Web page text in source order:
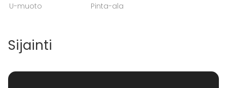
U-muoto Pinta-ala
Sijainti